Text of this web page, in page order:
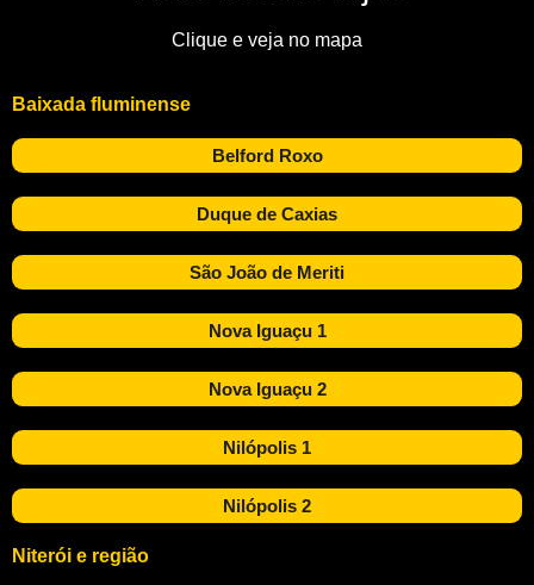
Clique e veja no mapa
Baixada fluminense
Belford Roxo
Duque de Caxias
São João de Meriti
Nova Iguaçu 1
Nova Iguaçu 2
Nilópolis 1
Nilópolis 2
Niterói e região